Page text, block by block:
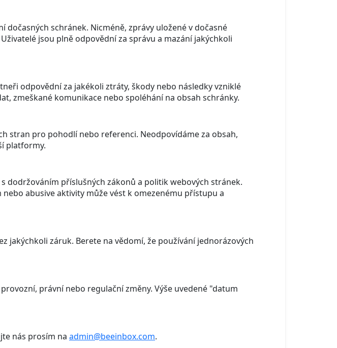
schránek. Nicméně, zprávy uložené v dočasné
jsou plně odpovědní za správu a mazání jakýchkoli
odpovědní za jakékoli ztráty, škody nebo následky vzniklé
zmeškané komunikace nebo spoléhání na obsah schránky.
stran pro pohodlí nebo referenci. Neodpovídáme za obsah,
platformy.
dodržováním příslušných zákonů a politik webových stránek.
abusive aktivity může vést k omezenému přístupu a
jakýchkoli záruk. Berete na vědomí, že používání jednorázových
právní nebo regulační změny. Výše uvedené "datum
nás prosím na admin@beeinbox.com.